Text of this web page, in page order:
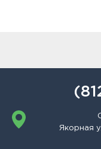
Якорная